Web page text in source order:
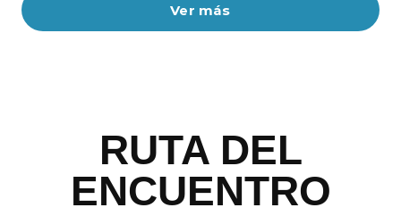
Ver más
RUTA DEL
ENCUENTRO